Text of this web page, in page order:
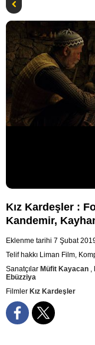
Kız Kardeşler :
Kandemir,
Eklenme tarihi 7 Şubat
Telif hakkı Liman Film,
Sanatçılar Müfit Kayacan ,
Ebüzziya
Filmler Kız Kardeşler